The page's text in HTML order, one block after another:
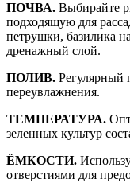
ПОЧВА. Выбирайте
подходящую для
петрушки, базилика
дренажный слой.
ПОЛИВ. Регулярный
переувлажнения.
ТЕМПЕРАТУРА.
зеленных культур
ЁМКОСТИ.
отверстиями для